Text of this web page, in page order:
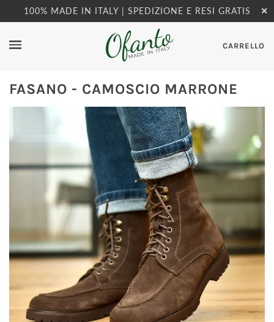
100% MADE IN ITALY | SPEDIZIONE E RESI GRATIS ✕
CARRELLO
FASANO - CAMOSCIO MARRONE